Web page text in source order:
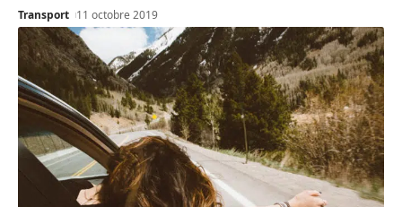
Transport 11 octobre 2019